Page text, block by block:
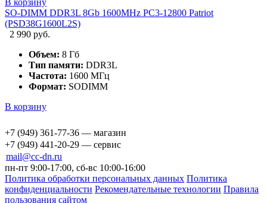
В корзину
SO-DIMM DDR3L 8Gb 1600MHz PC3-12800 Patriot
(PSD38G1600L2S)
2 990 руб.
Объем: 8 Гб
Тип памяти: DDR3L
Частота: 1600 МГц
Формат: SODIMM
В корзину
+7 (949) 361-77-36 — магазин
+7 (949) 441-20-29 — сервис
mail@cc-dn.ru
пн-пт 9:00-17:00, сб-вс 10:00-16:00
Политика обработки персональных данных Политика
конфиденциальности Рекомендательные технологии Правила
пользования сайтом